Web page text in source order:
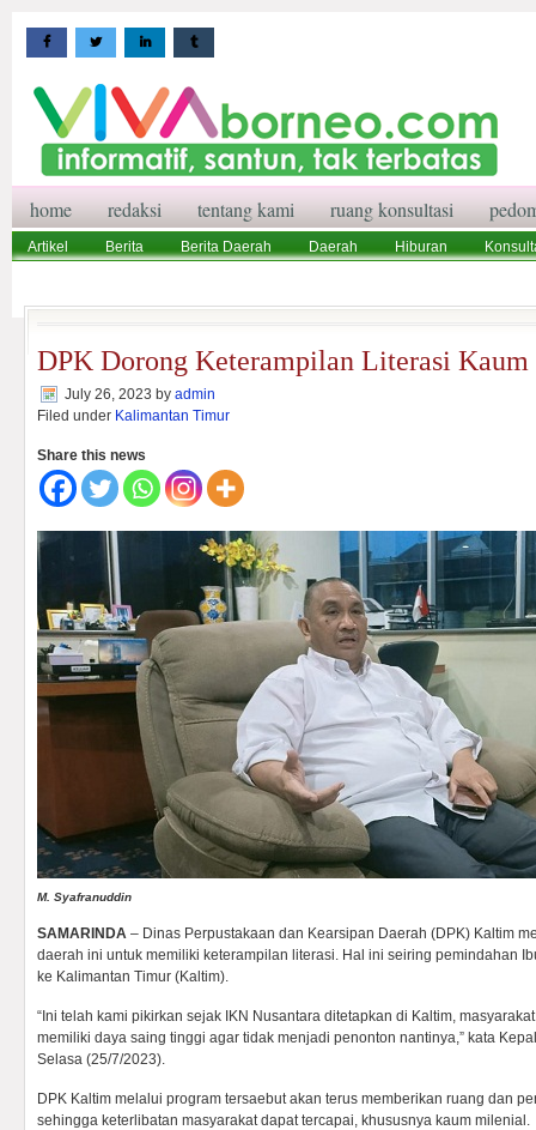
home redaksi tentang kami ruang konsultasi
Artikel Berita Berita Daerah Daerah Hiburan
DPK Dorong Keterampilan Literasi
July 26, 2023 by admin
Filed under Kalimantan Timur
Share this news
M. Syafranuddin
SAMARINDA – Dinas Perpustakaan dan Kearsipan Daerah (DPK) Kaltim
daerah ini untuk memiliki keterampilan literasi. Hal ini seiring pemindahan
ke Kalimantan Timur (Kaltim).
“Ini telah kami pikirkan sejak IKN Nusantara ditetapkan di Kaltim,
memiliki daya saing tinggi agar tidak menjadi penonton nantinya,” kata
Selasa (25/7/2023).
DPK Kaltim melalui program tersaebut akan terus memberikan ruang dan
sehingga keterlibatan masyarakat dapat tercapai, khususnya kaum milenial.